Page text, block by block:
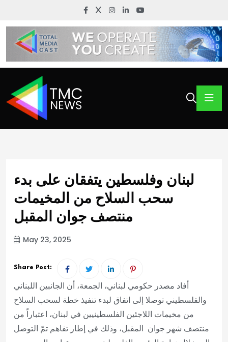
لبنان وفلسطين يتفقان على بدء
سحب السلاح من المخيمات
منتصف جوان المقبل
May 23, 2025
Share Post:
أفاد مصدر حكومي لبناني، الجمعة، أن الجانبين اللبناني
والفلسطيني توصلا إلى اتفاق لبدء تنفيذ خطة لسحب السلاح
من مخيمات اللاجئين الفلسطينيين في لبنان، اعتباراً من
منتصف شهر جوان المقبل، وذلك في إطار تفاهم تمّ التوصل